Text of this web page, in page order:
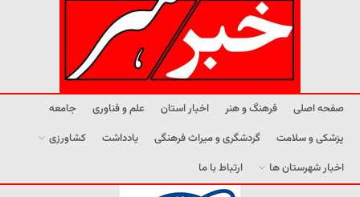
صفحه اصلی فرهنگ و هنر اخبار استان علم و فناوری
جامعه
پزشکی و سلامت
گردشگری و میراث فرهنگی یادداشت
کشاورزی
اخبار شهرستان ها
ارتباط با ما